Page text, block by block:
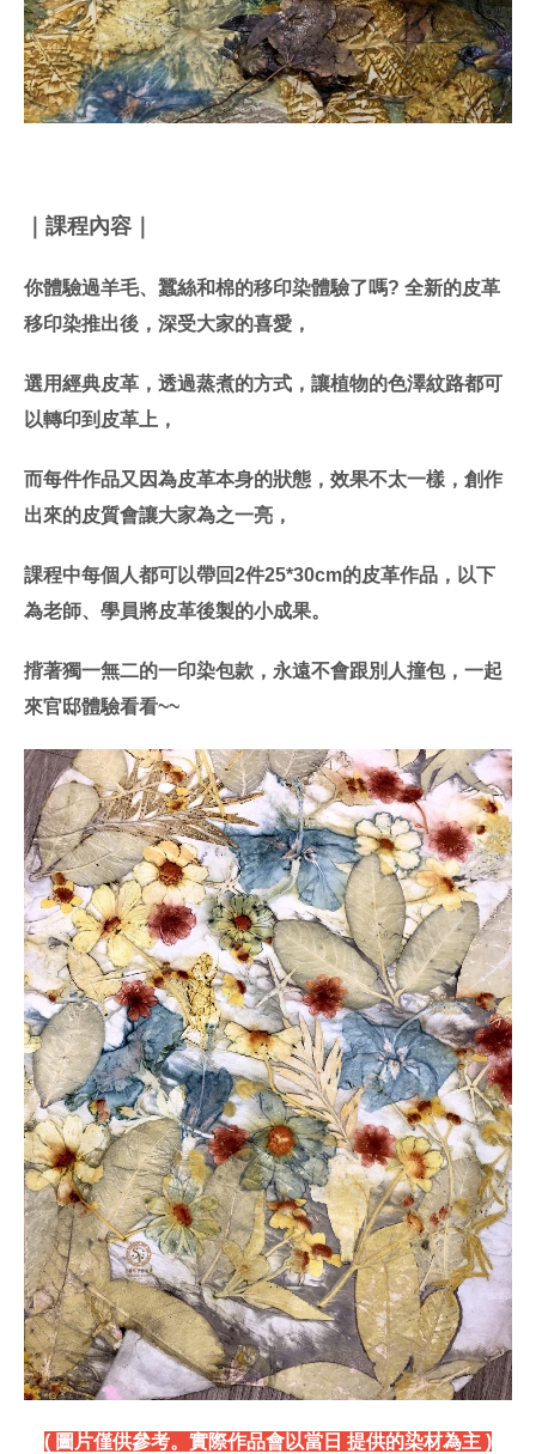
｜課程內容｜
你體驗過羊毛、蠶絲和棉的移印染體驗了嗎? 全新的皮革
移印染推出後，深受大家的喜愛，
選用經典皮革，透過蒸煮的方式，讓植物的色澤紋路都可
以轉印到皮革上，
而每件作品又因為皮革本身的狀態，效果不太一樣，創作
出來的皮質會讓大家為之一亮，
課程中每個人都可以帶回2件25*30cm的皮革作品，以下
為老師、學員將皮革後製的小成果。
揹著獨一無二的一印染包款，永遠不會跟別人撞包，一起
來官邸體驗看看~~
( 圖片僅供參考。實際作品會以當日 提供的染材為主 )